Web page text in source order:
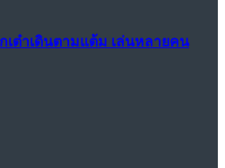
เต๋าเดินตามแต้ม เล่นหลายคน